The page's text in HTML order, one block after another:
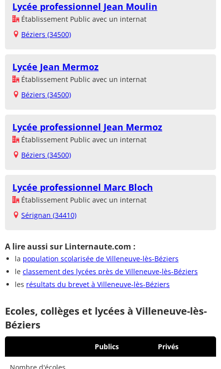
Lycée professionnel Jean Moulin
Établissement Public avec un internat
Béziers (34500)
Lycée Jean Mermoz
Établissement Public avec un internat
Béziers (34500)
Lycée professionnel Jean Mermoz
Établissement Public avec un internat
Béziers (34500)
Lycée professionnel Marc Bloch
Établissement Public avec un internat
Sérignan (34410)
A lire aussi sur Linternaute.com :
la population scolarisée de Villeneuve-lès-Béziers
le classement des lycées près de Villeneuve-lès-Béziers
les résultats du brevet à Villeneuve-lès-Béziers
Ecoles, collèges et lycées à Villeneuve-lès-
Béziers
Publics Privés